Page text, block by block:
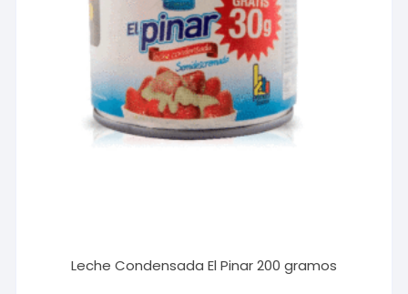
Leche Condensada El Pinar 200 gramos